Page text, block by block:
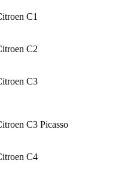
C1
C2
C3
C3 Picasso
C4